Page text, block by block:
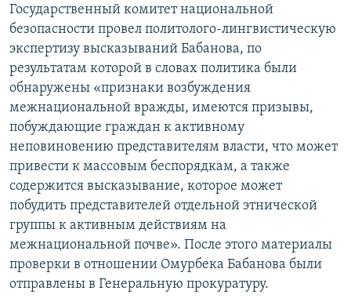
Государственный комитет национальной
безопасности провел политолого-лингвистическую
экспертизу высказываний Бабанова, по
результатам которой в словах политика были
обнаружены «признаки возбуждения
межнациональной вражды, имеются призывы,
побуждающие граждан к активному
неповиновению представителям власти, что может
привести к массовым беспорядкам, а также
содержится высказывание, которое может
побудить представителей отдельной этнической
группы к активным действиям на
межнациональной почве». После этого материалы
проверки в отношении Омурбека Бабанова были
отправлены в Генеральную прокуратуру.